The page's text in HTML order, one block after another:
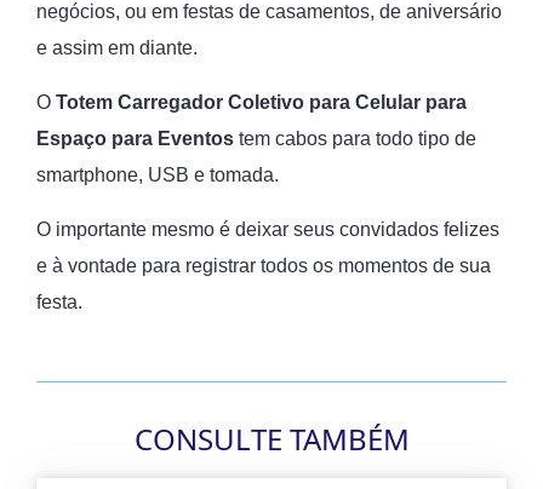
negócios, ou em festas de casamentos, de aniversário
e assim em diante.
O Totem Carregador Coletivo para Celular para
Espaço para Eventos tem cabos para todo tipo de
smartphone, USB e tomada.
O importante mesmo é deixar seus convidados felizes
e à vontade para registrar todos os momentos de sua
festa.
CONSULTE TAMBÉM